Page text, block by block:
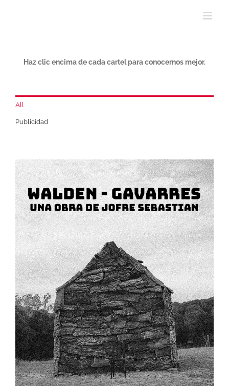
Haz clic encima de cada cartel para conocernos mejor.
All
Publicidad